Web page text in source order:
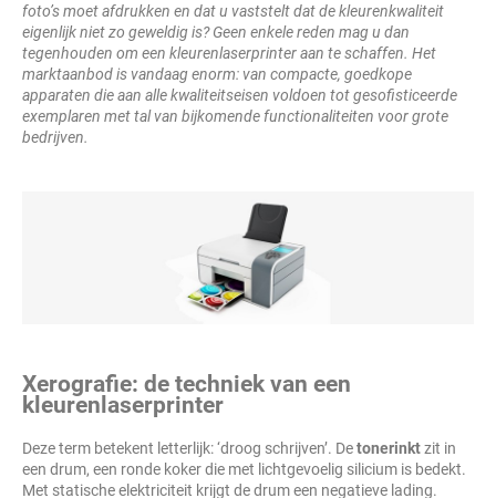
foto’s moet afdrukken en dat u vaststelt dat de kleurenkwaliteit
eigenlijk niet zo geweldig is? Geen enkele reden mag u dan
tegenhouden om een kleurenlaserprinter aan te schaffen. Het
marktaanbod is vandaag enorm: van compacte, goedkope
apparaten die aan alle kwaliteitseisen voldoen tot gesofisticeerde
exemplaren met tal van bijkomende functionaliteiten voor grote
bedrijven.
Xerografie: de techniek van een
kleurenlaserprinter
Deze term betekent letterlijk: ‘droog schrijven’. Detonerinktzit in
een drum, een ronde koker die met lichtgevoelig silicium is bedekt.
Met statische elektriciteit krijgt de drum een negatieve lading.